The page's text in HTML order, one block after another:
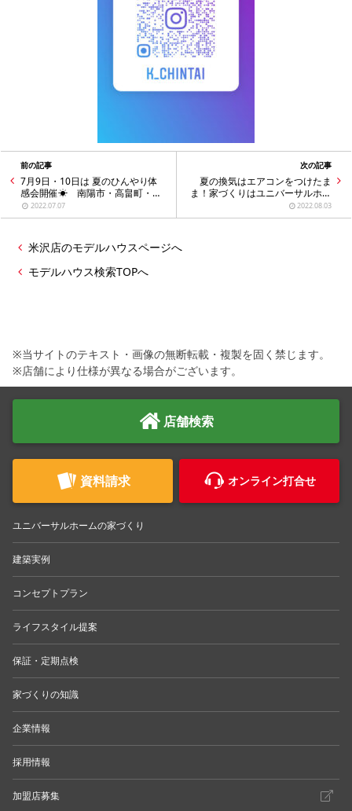
前の記事
7月9日・10日は 夏のひんやり体
感会開催☀ 南陽市・高畠町・川
西町・米沢市・白鷹町・長井市・
飯豊町 の家づくり
2022.07.07
次の記事
夏の換気はエアコンをつけたま
ま！家づくりはユニバーサルホー
ム米沢店
2022.08.03
米沢店のモデルハウスページへ
モデルハウス検索TOPへ
※当サイトのテキスト・画像の無断転載・複製を固く禁じます。
※店舗により仕様が異なる場合がございます。
店舗検索
資料請求 オンライン打合せ
ユニバーサルホームの家づくり
建築実例
コンセプトプラン
ライフスタイル提案
保証・定期点検
家づくりの知識
企業情報
採用情報
加盟店募集